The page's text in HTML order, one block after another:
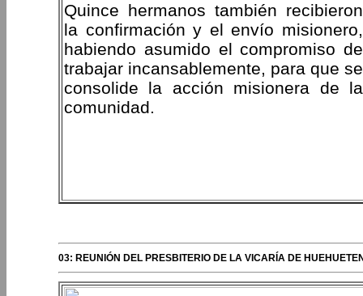
Quince hermanos también recibieron
la confirmación y el envío misionero,
habiendo asumido el compromiso de
trabajar incansablemente, para que se
consolide la acción misionera de la
comunidad.
03: REUNIÓN DEL PRESBITERIO DE LA VICARÍA DE